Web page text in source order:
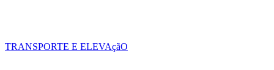
TRANSPORTE E ELEVAçãO